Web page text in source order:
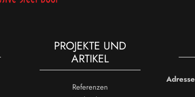
PROJEKTE UND
ARTIKEL
Referenzen
Adresse